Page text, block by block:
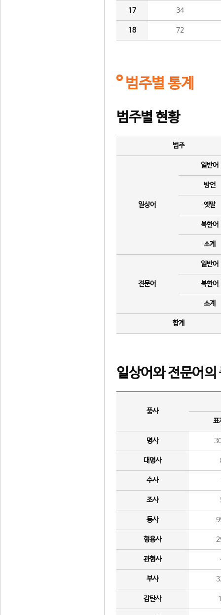
17 34
18 72
범주별 통계
범주별 현황
범주
일상어
일반어
방언
옛말
북한어
소계
전문어
일반어
북한어
소계
합계
일상어와 전문어의
품사
표
명사
대명사
수사
조사
동사
형용사
관형사
부사
감탄사